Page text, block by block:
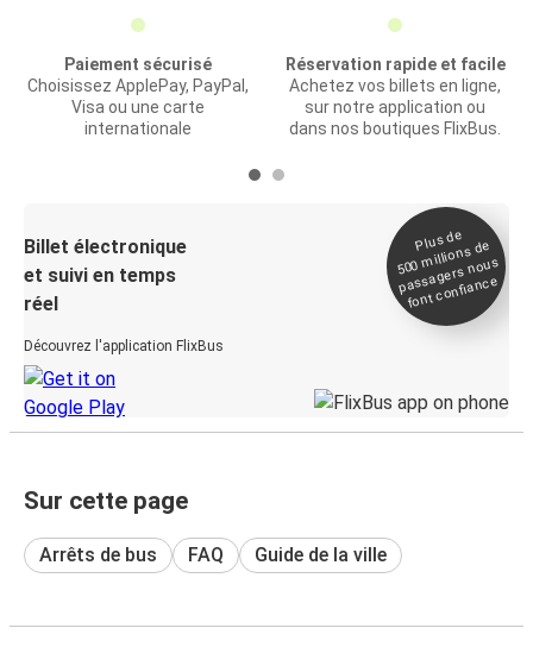
Paiement sécurisé
Choisissez ApplePay, PayPal,
Visa ou une carte
internationale
Réservation rapide et facile
Achetez vos billets en ligne,
sur notre application ou
dans nos boutiques FlixBus.
Billet électronique
et suivi en temps
réel
Découvrez l'application FlixBus
Plus de
500
millions de
passagers nous
font confiance
Sur cette page
Arrêts de bus FAQ Guide de la ville